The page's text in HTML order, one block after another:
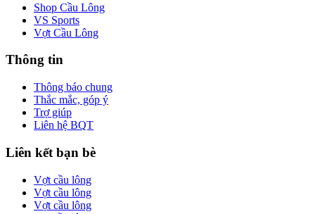
Shop Cầu Lông
VS Sports
Vợt Cầu Lông
Thông tin
Thông báo chung
Thắc mắc, góp ý
Trợ giúp
Liên hệ BQT
Liên kết bạn bè
Vợt cầu lông
Vợt cầu lông
Vợt cầu lông